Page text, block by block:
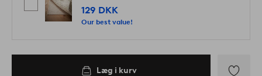
129 DKK
Our best value!
Læg i kurv